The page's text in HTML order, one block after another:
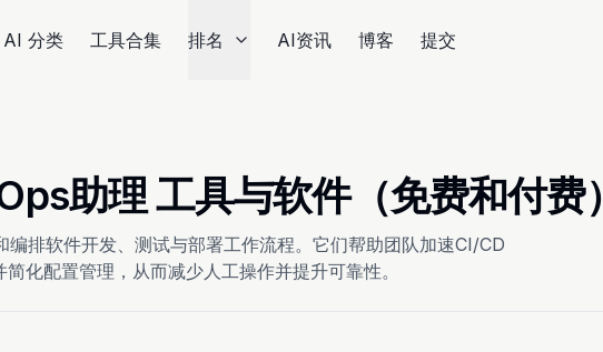
AI 分类 工具合集 排名 AI资讯 博客 提交
助理 工具与软件（免费和付费）
排软件开发、测试与部署工作流程。它们帮助团队加速CI/CD
化配置管理，从而减少人工操作并提升可靠性。